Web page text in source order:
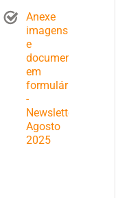
Anexe
imagens
e
documentos
em
formulários
-
Newsletter
Agosto
2025